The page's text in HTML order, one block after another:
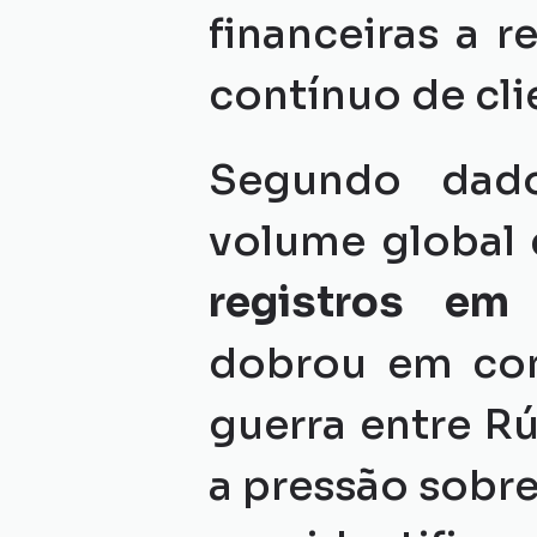
financeiras a
contínuo de
Segundo
volume global
registros em
dobrou em
guerra entre
a pressão